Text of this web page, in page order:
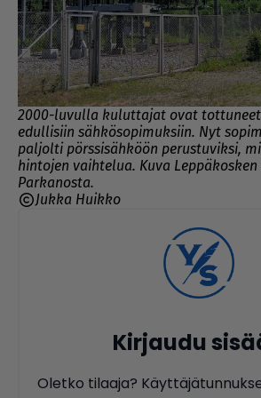
2000-luvulla kuluttajat ovat
edullisiin sähkösopimuksiin. Nyt
paljolti pörssisähköön perustuviksi,
hintojen vaihtelua. Kuva
Parkanosta.
Jukka Huikko
Kirjaudu
Oletko tilaaja?